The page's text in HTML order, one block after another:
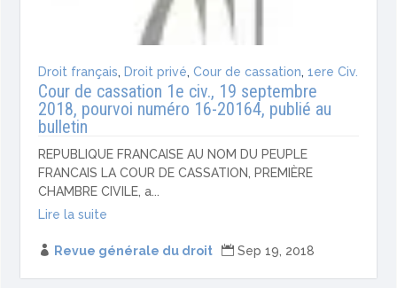
Droit français, Droit privé,Cour de cassation,1ere Civ.
Cour de cassation 1e civ., 19 septembre
2018, pourvoi numéro 16-20164, publié au
bulletin
REPUBLIQUE FRANCAISE AU NOM DU PEUPLE
FRANCAIS LA COUR DE CASSATION, PREMIÈRE
CHAMBRE CIVILE, a...
Lire la suite
 Revue générale du droit  Sep 19, 2018